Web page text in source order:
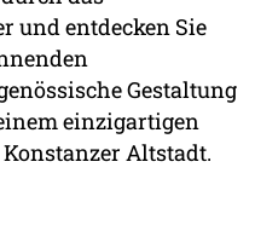
und entdecken Sie
Gestaltung
einzigartigen
Altstadt.